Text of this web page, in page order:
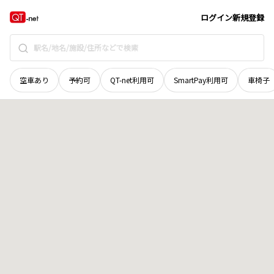
ログイン新規登録
空車あり 予約可 QT-net利用可 SmartPay利用可 車椅子
北海道